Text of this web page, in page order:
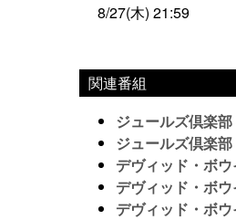
8/27(木) 21:59
関連番組
ジュールズ倶楽
ジュールズ倶楽
デヴィッド・ボ
デヴィッド・ボ
デヴィッド・ボ